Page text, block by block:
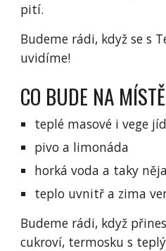
pití.
Budeme rádi, když se s
uvidíme!
CO BUDE NA MÍSTĚ
teplé masové i vege
pivo a limonáda
horká voda a taky
teplo uvnitř a zima
Budeme rádi, když
cukroví, termosku s